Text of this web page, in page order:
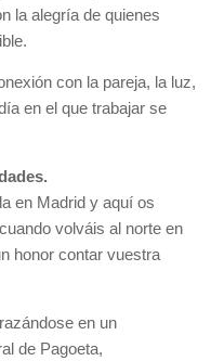
la alegría de quienes
con la pareja, la luz,
en el que trabajar se
en Madrid y aquí os
volváis al norte en
honor contar vuestra